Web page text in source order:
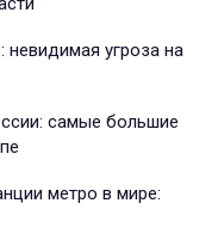
невидимая угроза на
самые большие
метро в мире: